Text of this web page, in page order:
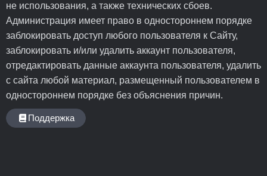
не использования, а также технических сбоев.
Администрация имеет право в одностороннем порядке
заблокировать доступ любого пользователя к Сайту,
заблокировать и/или удалить аккаунт пользователя,
отредактировать данные аккаунта пользователя, удалить
с сайта любой материал, размещенный пользователем в
одностороннем порядке без объяснения причин.
Поддержка